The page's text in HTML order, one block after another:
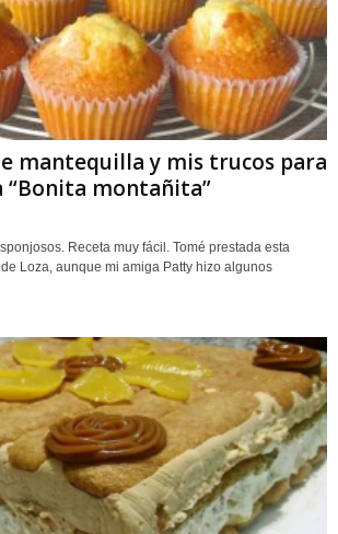
mantequilla y mis trucos para
“Bonita montañita”
Receta muy fácil. Tomé prestada esta
Loza, aunque mi amiga Patty hizo algunos